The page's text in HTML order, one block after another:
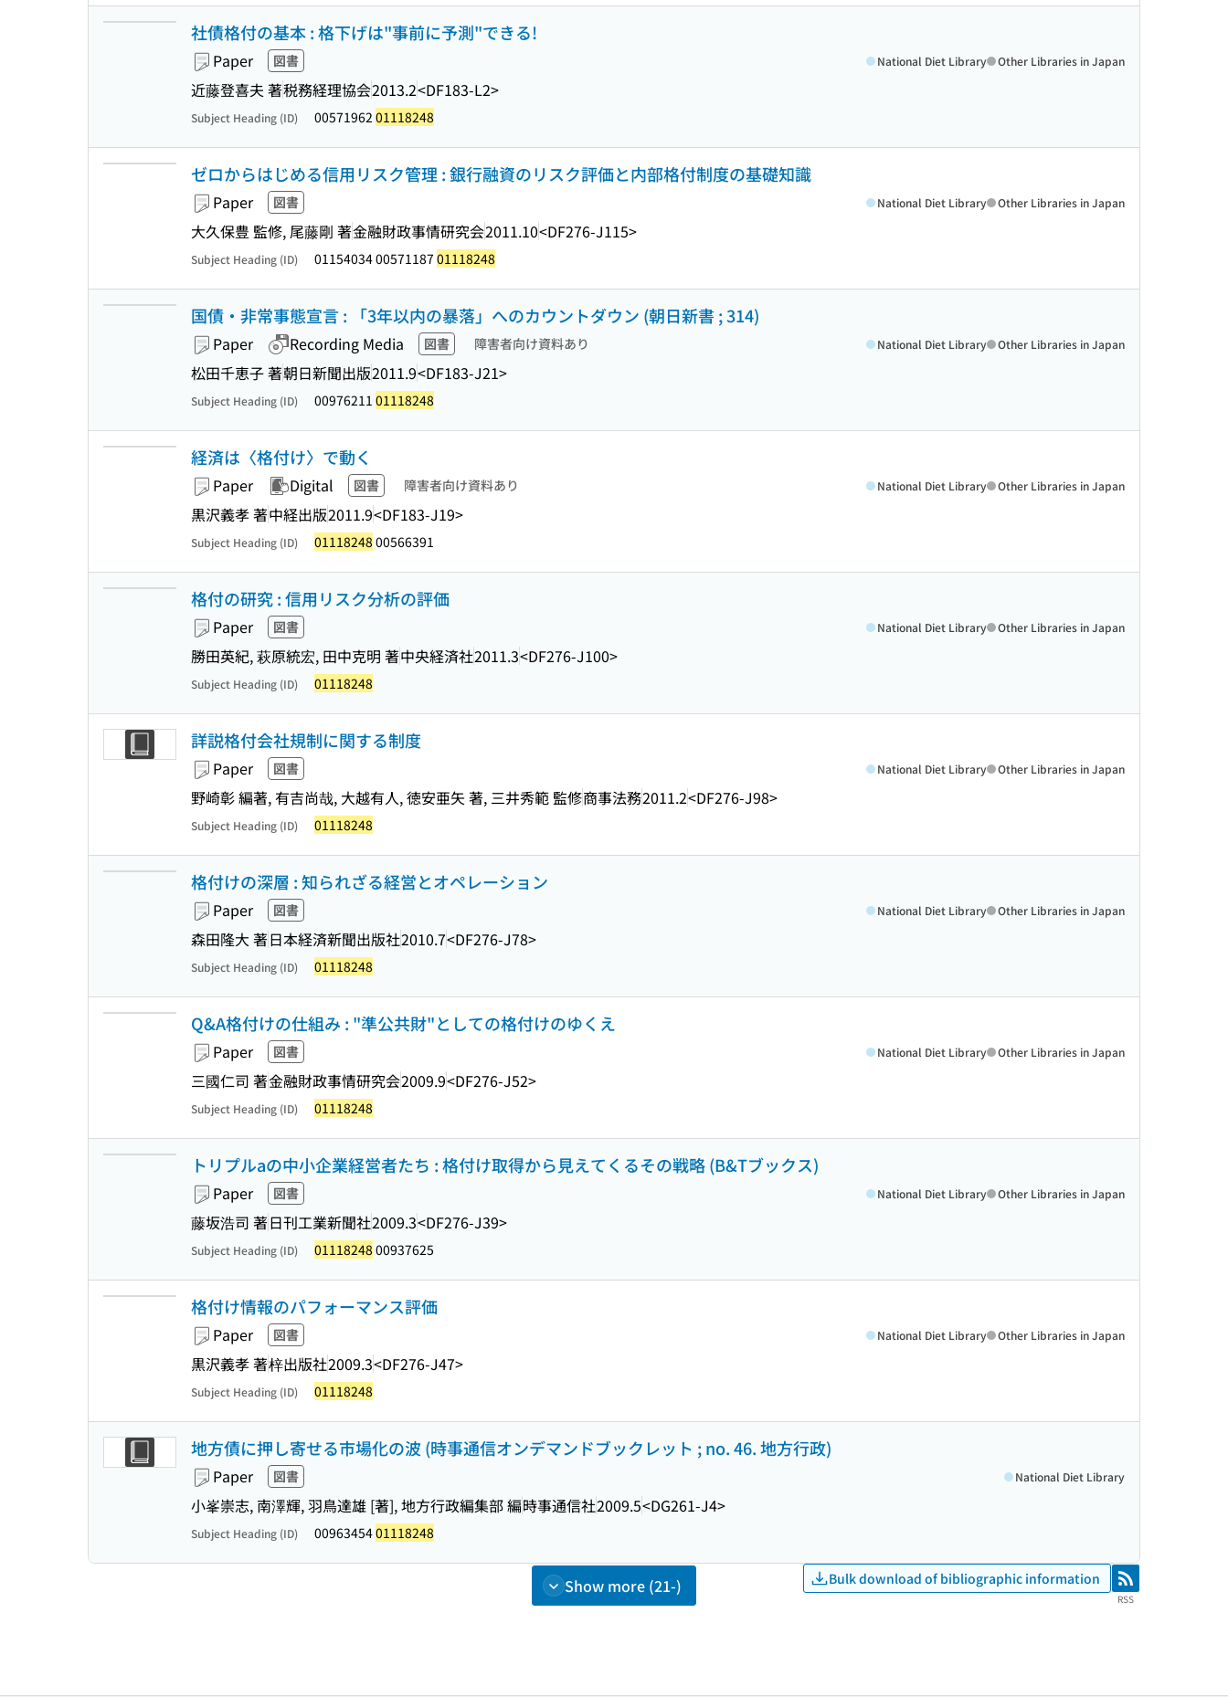
社債格付の基本 : 格下げは"事前に予測"できる!
Paper 図書
近藤登喜夫 著税務経理協会2013.2<DF183-L2>
National Diet Library Other Libraries in Japan
Subject Heading (ID) 00571962 01118248
ゼロからはじめる信用リスク管理 : 銀行融資のリスク評価と内部格付制度の基礎知識
Paper 図書
大久保豊 監修, 尾藤剛 著金融財政事情研究会2011.10<DF276-J115>
National Diet Library Other Libraries in Japan
Subject Heading (ID) 01154034 00571187 01118248
国債・非常事態宣言 : 「3年以内の暴落」へのカウントダウン (朝日新書 ; 314)
Paper Recording Media 図書 障害者向け資料あり
松田千恵子 著朝日新聞出版2011.9<DF183-J21>
National Diet Library Other Libraries in Japan
Subject Heading (ID) 00976211 01118248
経済は〈格付け〉で動く
Paper Digital 図書 障害者向け資料あり
黒沢義孝 著中経出版2011.9<DF183-J19>
National Diet Library Other Libraries in Japan
Subject Heading (ID) 01118248 00566391
格付の研究 : 信用リスク分析の評価
Paper 図書
勝田英紀, 萩原統宏, 田中克明 著中央経済社2011.3<DF276-J100>
National Diet Library Other Libraries in Japan
Subject Heading (ID) 01118248
詳説格付会社規制に関する制度
Paper 図書
野崎彰 編著, 有吉尚哉, 大越有人, 徳安亜矢 著, 三井秀範 監修商事法務2011.2<DF276-J98>
National Diet Library Other Libraries in Japan
Subject Heading (ID) 01118248
格付けの深層 : 知られざる経営とオペレーション
Paper 図書
森田隆大 著日本経済新聞出版社2010.7<DF276-J78>
National Diet Library Other Libraries in Japan
Subject Heading (ID) 01118248
Q&A格付けの仕組み : "準公共財"としての格付けのゆくえ
Paper 図書
三國仁司 著金融財政事情研究会2009.9<DF276-J52>
National Diet Library Other Libraries in Japan
Subject Heading (ID) 01118248
トリプルaの中小企業経営者たち : 格付け取得から見えてくるその戦略 (B&Tブックス)
Paper 図書
藤坂浩司 著日刊工業新聞社2009.3<DF276-J39>
National Diet Library Other Libraries in Japan
Subject Heading (ID) 01118248 00937625
格付け情報のパフォーマンス評価
Paper 図書
黒沢義孝 著梓出版社2009.3<DF276-J47>
National Diet Library Other Libraries in Japan
Subject Heading (ID) 01118248
地方債に押し寄せる市場化の波 (時事通信オンデマンドブックレット ; no. 46. 地方行政)
Paper 図書
小峯崇志, 南澤輝, 羽鳥達雄 [著], 地方行政編集部 編時事通信社2009.5<DG261-J4>
National Diet Library
Subject Heading (ID) 0096345401118248
Show more (21-) Bulk download of bibliographic information RSS
RSS